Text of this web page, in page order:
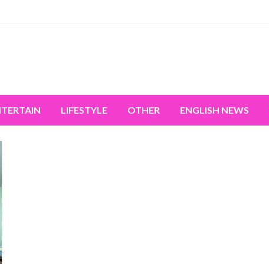
LIFESTYLE OTHER ENGLISH NEWS